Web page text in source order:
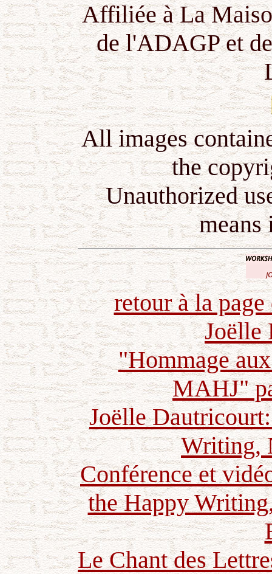
Affiliée à La
de l'ADAGP et
All images
the
Unauthorized
means
retour à la
Joëlle
"Hommage
MAHJ"
Joëlle
Writing,
Conférence et
the Happy
Le Chant des